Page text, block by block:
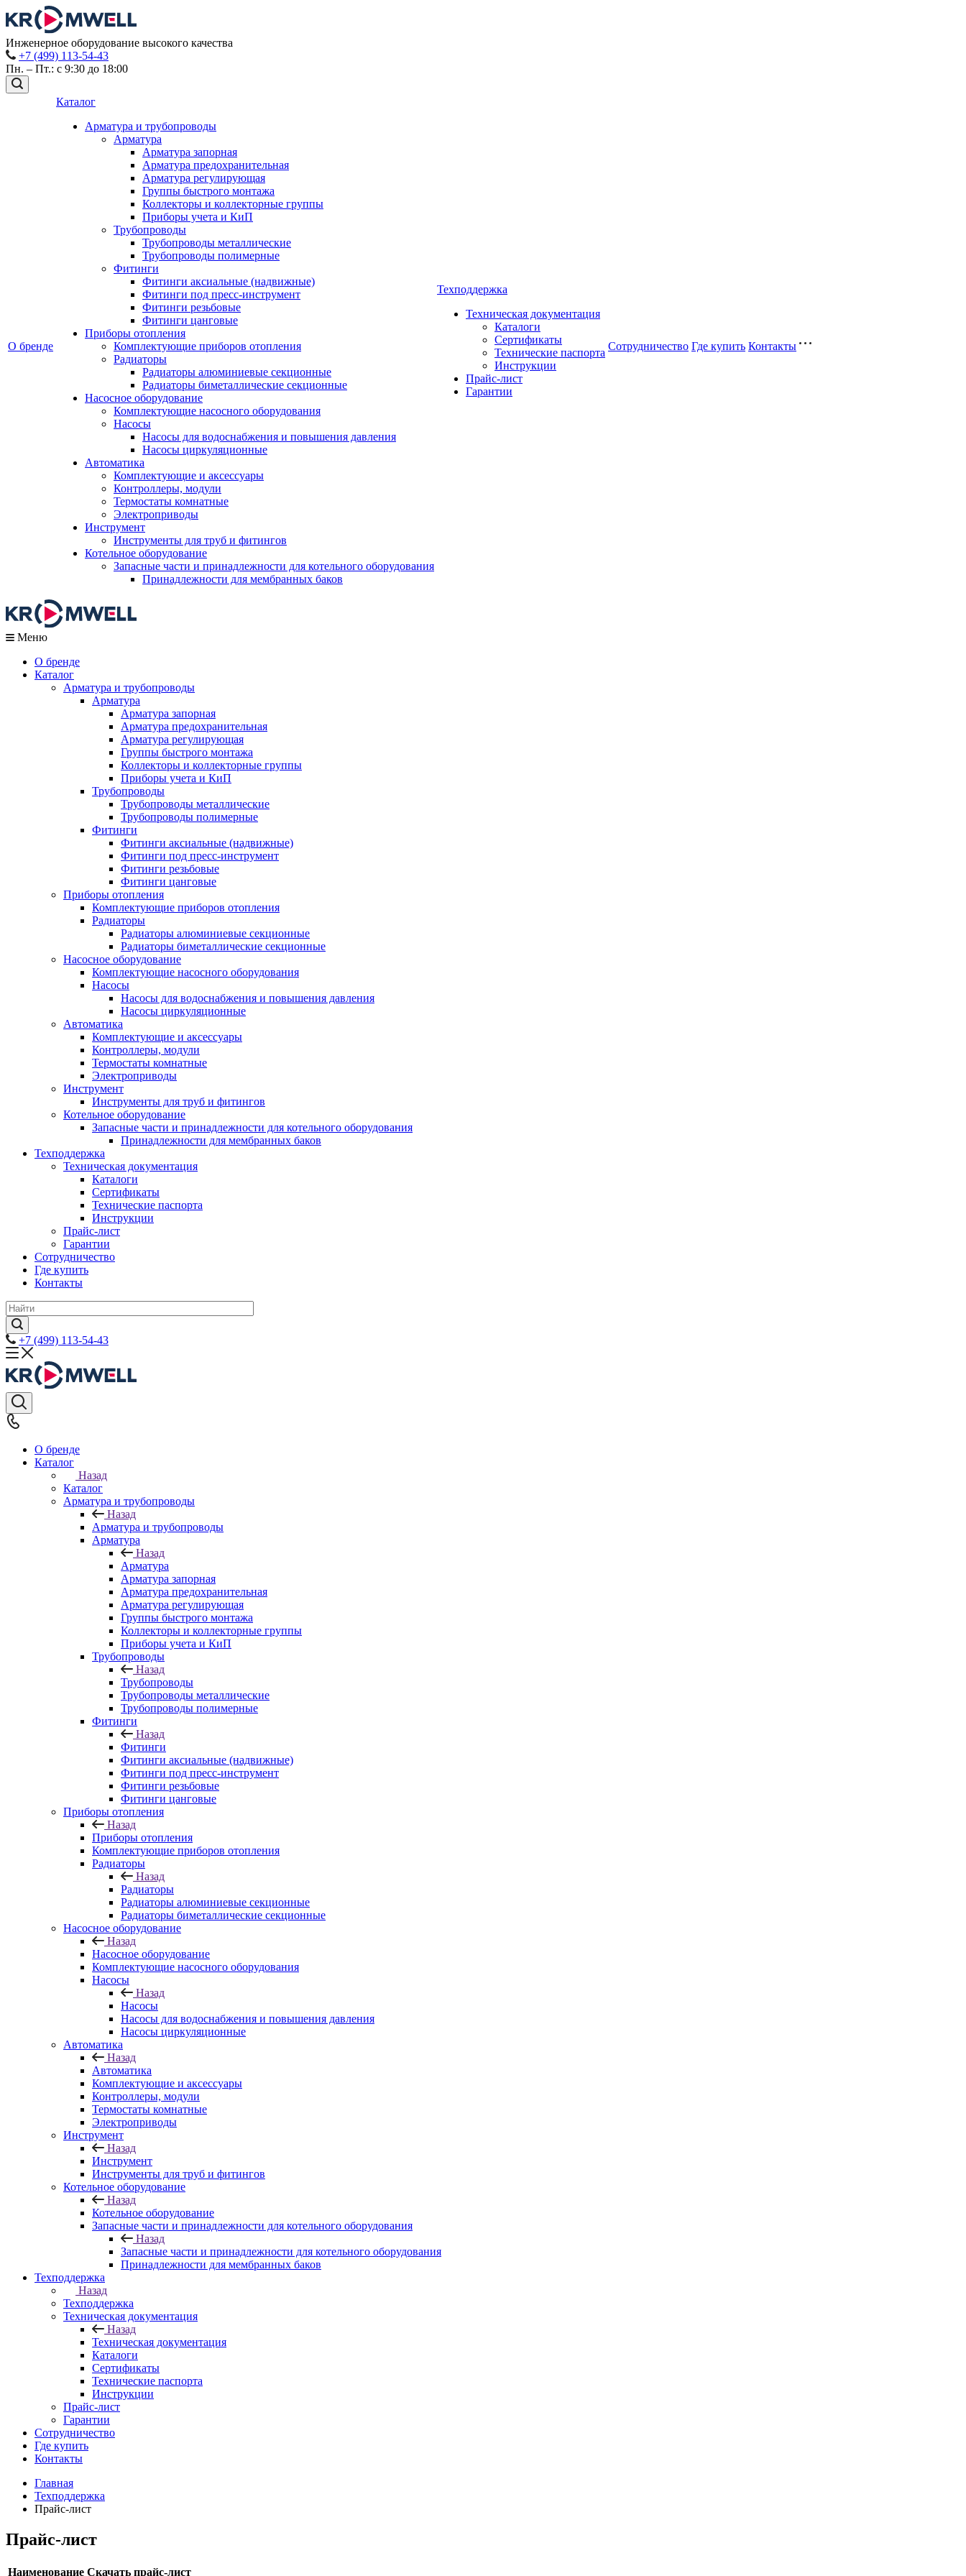
Инженерное оборудование высокого качества
+7 (499) 113-54-43
Пн. – Пт.: с 9:30 до 18:00
О бренде
Каталог
Арматура и трубопроводы
Арматура
Арматура запорная
Арматура предохранительная
Арматура регулирующая
Группы быстрого монтажа
Коллекторы и коллекторные группы
Приборы учета и КиП
Трубопроводы
Трубопроводы металлические
Трубопроводы полимерные
Фитинги
Фитинги аксиальные (надвижные)
Фитинги под пресс-инструмент
Фитинги резьбовые
Фитинги цанговые
Приборы отопления
Комплектующие приборов отопления
Радиаторы
Радиаторы алюминиевые секционные
Радиаторы биметаллические секционные
Насосное оборудование
Комплектующие насосного оборудования
Насосы
Насосы для водоснабжения и повышения давления
Насосы циркуляционные
Автоматика
Комплектующие и аксессуары
Контроллеры, модули
Термостаты комнатные
Электроприводы
Инструмент
Инструменты для труб и фитингов
Котельное оборудование
Запасные части и принадлежности для котельного оборудования
Принадлежности для мембранных баков
Техподдержка
Техническая документация
Каталоги
Сертификаты
Технические паспорта
Инструкции
Прайс-лист
Гарантии
Сотрудничество Где купить Контакты
Меню
О бренде
Каталог
Арматура и трубопроводы
Арматура
Арматура запорная
Арматура предохранительная
Арматура регулирующая
Группы быстрого монтажа
Коллекторы и коллекторные группы
Приборы учета и КиП
Трубопроводы
Трубопроводы металлические
Трубопроводы полимерные
Фитинги
Фитинги аксиальные (надвижные)
Фитинги под пресс-инструмент
Фитинги резьбовые
Фитинги цанговые
Приборы отопления
Комплектующие приборов отопления
Радиаторы
Радиаторы алюминиевые секционные
Радиаторы биметаллические секционные
Насосное оборудование
Комплектующие насосного оборудования
Насосы
Насосы для водоснабжения и повышения давления
Насосы циркуляционные
Автоматика
Комплектующие и аксессуары
Контроллеры, модули
Термостаты комнатные
Электроприводы
Инструмент
Инструменты для труб и фитингов
Котельное оборудование
Запасные части и принадлежности для котельного оборудования
Принадлежности для мембранных баков
Техподдержка
Техническая документация
Каталоги
Сертификаты
Технические паспорта
Инструкции
Прайс-лист
Гарантии
Сотрудничество
Где купить
Контакты
+7 (499) 113-54-43
О бренде
Каталог
Назад
Каталог
Арматура и трубопроводы
Назад
Арматура и трубопроводы
Арматура
Назад
Арматура
Арматура запорная
Арматура предохранительная
Арматура регулирующая
Группы быстрого монтажа
Коллекторы и коллекторные группы
Приборы учета и КиП
Трубопроводы
Назад
Трубопроводы
Трубопроводы металлические
Трубопроводы полимерные
Фитинги
Назад
Фитинги
Фитинги аксиальные (надвижные)
Фитинги под пресс-инструмент
Фитинги резьбовые
Фитинги цанговые
Приборы отопления
Назад
Приборы отопления
Комплектующие приборов отопления
Радиаторы
Назад
Радиаторы
Радиаторы алюминиевые секционные
Радиаторы биметаллические секционные
Насосное оборудование
Назад
Насосное оборудование
Комплектующие насосного оборудования
Насосы
Назад
Насосы
Насосы для водоснабжения и повышения давления
Насосы циркуляционные
Автоматика
Назад
Автоматика
Комплектующие и аксессуары
Контроллеры, модули
Термостаты комнатные
Электроприводы
Инструмент
Назад
Инструмент
Инструменты для труб и фитингов
Котельное оборудование
Назад
Котельное оборудование
Запасные части и принадлежности для котельного оборудования
Назад
Запасные части и принадлежности для котельного оборудования
Принадлежности для мембранных баков
Техподдержка
Назад
Техподдержка
Техническая документация
Назад
Техническая документация
Каталоги
Сертификаты
Технические паспорта
Инструкции
Прайс-лист
Гарантии
Сотрудничество
Где купить
Контакты
Главная
Техподдержка
Прайс-лист
Прайс-лист
Наименование Скачать прайс-лист